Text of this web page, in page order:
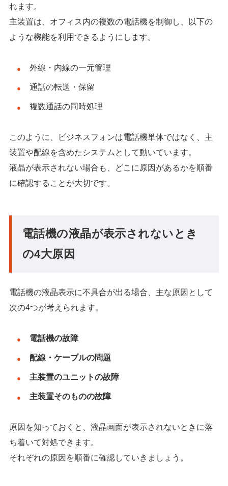
れます。
主装置は、オフィス内の複数の電話機を制御し、以下の
ような機能を利用できるようにします。
外線・内線の一元管理
通話の転送・保留
複数通話の同時処理
このように、ビジネスフォンは電話機単体ではなく、主
装置や配線を含めたシステムとして動いています。
液晶が表示されない場合も、どこに原因があるかを順番
に確認することが大切です。
電話機の液晶が表示されないとき
の4大原因
電話機の液晶表示に不具合が出る場合、主な原因として
次の4つが考えられます。
電話機の故障
配線・ケーブルの問題
主装置のユニットの故障
主装置そのものの故障
原因を知っておくと、液晶画面が表示されないときに落
ち着いて対処できます。
それぞれの原因を順番に確認していきましょう。